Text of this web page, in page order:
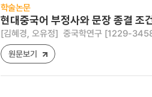
학술논문
현대중국어 부정사와 문장 종결 조
[김혜경, 오유정] 중국학연구 [1229-
원문보기